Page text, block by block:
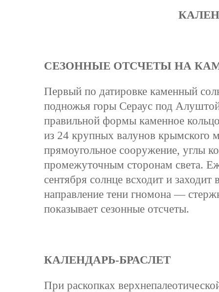
СЕЗОННЫЕ ОТСЧЕТЫ НА
Первый по датировке каменный
подножья горы Сераус под
правильной формы каменное
из 24 крупных валунов крымского
прямоугольное сооружение, углы
промежуточным сторонам света.
сентября солнце всходит и
направление тени гномона —
показывает сезонные отсчеты.
КАЛЕНДАРЬ-БРАСЛЕТ
При раскопках